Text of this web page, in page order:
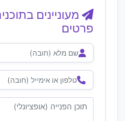
מעוניינים
פרטים